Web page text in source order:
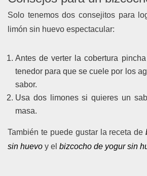
Solo tenemos dos consejitos para
limón sin huevo espectacular:
Antes de verter la cobertura
tenedor para que se cuele por los
sabor.
Usa dos limones si quieres un
masa.
También te puede gustar la receta de
sin huevo y el bizcocho de yogur sin